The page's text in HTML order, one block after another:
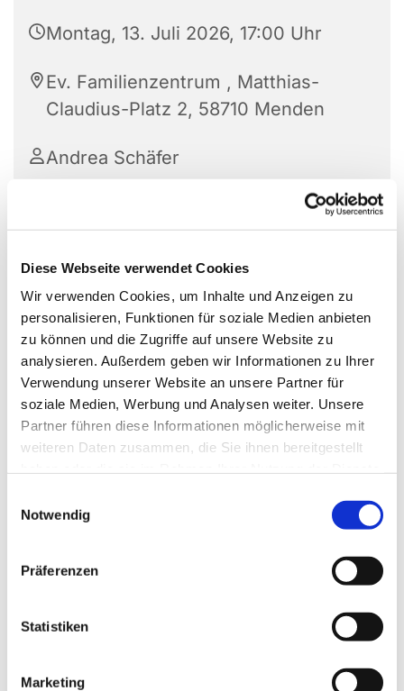
Diese Webseite verwendet Cookies
Wir verwenden Cookies, um Inhalte und Anzeigen zu
personalisieren, Funktionen für soziale Medien anbieten
zu können und die Zugriffe auf unsere Website zu
analysieren. Außerdem geben wir Informationen zu Ihrer
Verwendung unserer Website an unsere Partner für
soziale Medien, Werbung und Analysen weiter. Unsere
Partner führen diese Informationen möglicherweise mit
weiteren Daten zusammen, die Sie ihnen bereitgestellt
Notwendig
Präferenzen
Statistiken
Marketing
Montag, 13. Juli 2026, 17:00 Uhr
Ev. Familienzentrum , Matthias-
Claudius-Platz 2, 58710 Menden
Andrea Schäfer
für ältere Damen mit eingeschränkter Mobilität.
Referentinh:
Andrea Schäfer, Tel. 02372/56 96 06